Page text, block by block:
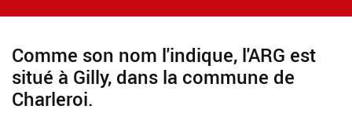
Comme son nom l'indique, l'ARG est
situé à Gilly, dans la commune de
Charleroi.